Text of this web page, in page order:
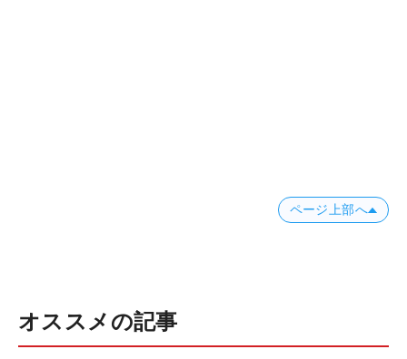
ページ上部へ
オススメの記事